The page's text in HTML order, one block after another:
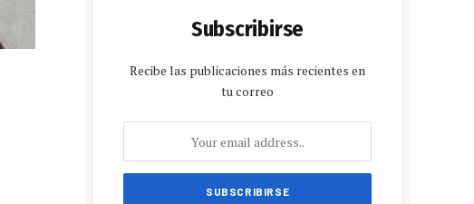
Subscribirse
Recibe las publicaciones más recientes en
tu correo